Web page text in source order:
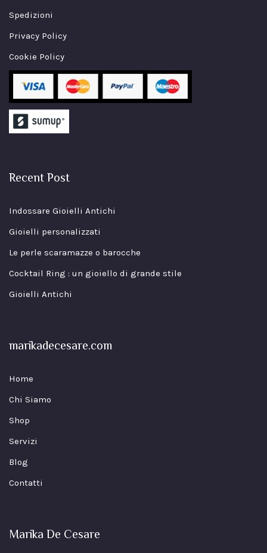
Spedizioni
Privacy Policy
Cookie Policy
Recent Post
Indossare Gioielli Antichi
Gioielli personalizzati
Le perle scaramazze o barocche
Cocktail Ring : un gioiello di grande stile
Gioielli Antichi
marikadecesare.com
Home
Chi Siamo
Shop
Servizi
Blog
Contatti
Marika De Cesare